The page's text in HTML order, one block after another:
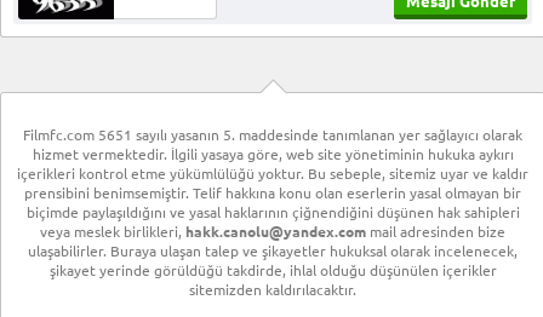
Filmfc.com 5651 sayılı yasanın 5. maddesinde tanımlanan yer sağlayıcı olarak
hizmet vermektedir. İlgili yasaya göre, web site yönetiminin hukuka aykırı
içerikleri kontrol etme yükümlülüğü yoktur. Bu sebeple, sitemiz uyar ve kaldır
prensibini benimsemiştir. Telif hakkına konu olan eserlerin yasal olmayan bir
biçimde paylaşıldığını ve yasal haklarının çiğnendiğini düşünen hak sahipleri
veya meslek birlikleri, hakk.canolu@yandex.com mail adresinden bize
ulaşabilirler. Buraya ulaşan talep ve şikayetler hukuksal olarak incelenecek,
şikayet yerinde görüldüğü takdirde, ihlal olduğu düşünülen içerikler
sitemizden kaldırılacaktır.